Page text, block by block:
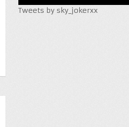
Tweets by sky_jokerxx